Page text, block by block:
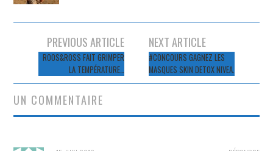
Navigation
articles
PREVIOUS ARTICLE
ROOS&ROSS FAIT GRIMPER
LA TEMPÉRATURE…
NEXT ARTICLE
#CONCOURS GAGNEZ LES
MASQUES SKIN DETOX NIVEA.
UN COMMENTAIRE